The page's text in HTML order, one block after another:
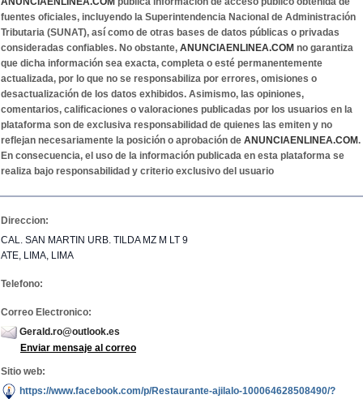
fuentes oficiales, incluyendo la Superintendencia Nacional de Administración
Tributaria (SUNAT), así como de otras bases de datos públicas o privadas
consideradas confiables. No obstante, ANUNCIAENLINEA.COM no garantiza
que dicha información sea exacta, completa o esté permanentemente
actualizada, por lo que no se responsabiliza por errores, omisiones o
desactualización de los datos exhibidos. Asimismo, las opiniones,
comentarios, calificaciones o valoraciones publicadas por los usuarios en la
plataforma son de exclusiva responsabilidad de quienes las emiten y no
reflejan necesariamente la posición o aprobación de ANUNCIAENLINEA.COM.
En consecuencia, el uso de la información publicada en esta plataforma se
realiza bajo responsabilidad y criterio exclusivo del usuario
Direccion:
CAL. SAN MARTIN URB. TILDA MZ M LT 9
ATE, LIMA, LIMA
Telefono:
Correo Electronico:
Gerald.ro@outlook.es
Enviar mensaje al correo
Sitio web:
https://www.facebook.com/p/Restaurante-ajilalo-100064628508490/?